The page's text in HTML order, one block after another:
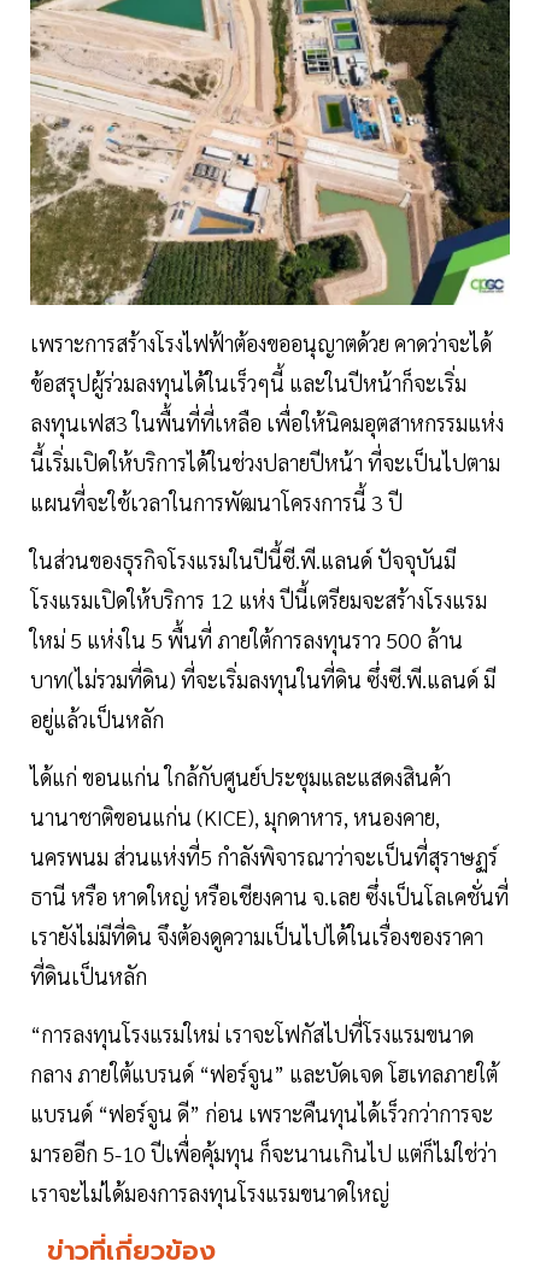
เพราะการสร้างโรงไฟฟ้าต้องขออนุญาตด้วย คาดว่าจะได้
ข้อสรุปผู้ร่วมลงทุนได้ในเร็วๆนี้ และในปีหน้าก็จะเริ่ม
ลงทุนเฟส3 ในพื้นที่ที่เหลือ เพื่อให้นิคมอุตสาหกรรมแห่ง
นี้เริ่มเปิดให้บริการได้ในช่วงปลายปีหน้า ที่จะเป็นไปตาม
แผนที่จะใช้เวลาในการพัฒนาโครงการนี้ 3 ปี
ในส่วนของธุรกิจโรงแรมในปีนี้ซี.พี.แลนด์ ปัจจุบันมี
โรงแรมเปิดให้บริการ 12 แห่ง ปีนี้เตรียมจะสร้างโรงแรม
ใหม่ 5 แห่งใน 5 พื้นที่ ภายใต้การลงทุนราว 500 ล้าน
บาท(ไม่รวมที่ดิน) ที่จะเริ่มลงทุนในที่ดิน ซึ่งซี.พี.แลนด์ มี
อยู่แล้วเป็นหลัก
ได้แก่ ขอนแก่น ใกล้กับศูนย์ประชุมและแสดงสินค้า
นานาชาติขอนแก่น (KICE), มุกดาหาร, หนองคาย,
นครพนม ส่วนแห่งที่5 กำลังพิจารณาว่าจะเป็นที่สุราษฏร์
ธานี หรือ หาดใหญ่ หรือเชียงคาน จ.เลย ซึ่งเป็นโลเคชั่นที่
เรายังไม่มีที่ดิน จึงต้องดูความเป็นไปได้ในเรื่องของราคา
ที่ดินเป็นหลัก
“การลงทุนโรงแรมใหม่ เราจะโฟกัสไปที่โรงแรมขนาด
กลาง ภายใต้แบรนด์ “ฟอร์จูน” และบัดเจด โฮเทลภายใต้
แบรนด์ “ฟอร์จูน ดี” ก่อน เพราะคืนทุนได้เร็วกว่าการจะ
มารออีก 5-10 ปีเพื่อคุ้มทุน ก็จะนานเกินไป แต่ก็ไม่ใช่ว่า
เราจะไม่ได้มองการลงทุนโรงแรมขนาดใหญ่
ข่าวที่เกี่ยวข้อง